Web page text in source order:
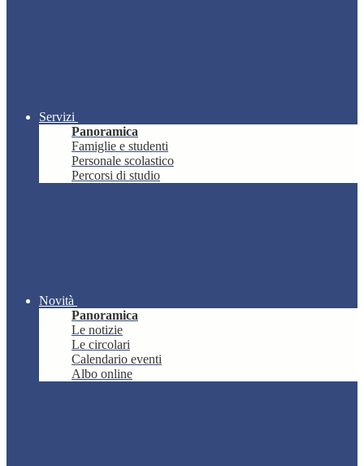
Servizi
Panoramica
Famiglie e studenti
Personale scolastico
Percorsi di studio
Novità
Panoramica
Le notizie
Le circolari
Calendario eventi
Albo online